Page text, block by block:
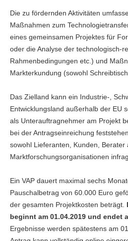
Die zu fördernden Aktivitäten
Maßnahmen zum
eines gemeinsamen Projektes für
oder die Analyse der technologisch-
Rahmenbedingungen etc.) und
Markterkundung (sowohl
Das Zielland kann ein Industrie-,
Entwicklungsland außerhalb der EU
als Unterauftragnehmer am Projekt
bei der Antragseinreichung
sowohl Lieferanten, Kunden, Berater
Marktforschungsorganisationen
Ein VAP dauert maximal sechs
Pauschalbetrag von 60.000 Euro
der gesamten Projektkosten beträgt.
beginnt am 01.04.2019 und endet
Ergebnisse werden spätestens am